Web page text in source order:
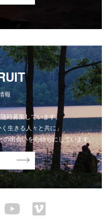
報
時募集しています。
生きる人々と共に」
の出会いを心待ちにしています。